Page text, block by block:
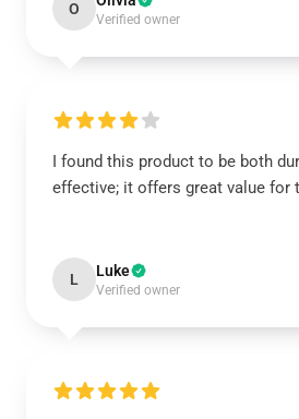
O
Verified owner
I found this product to be both
effective; it offers great value for
L Luke
Verified owner